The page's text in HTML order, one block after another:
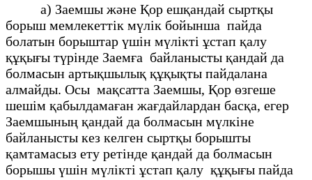
а) Заемшы және Қор ешқандай сыртқы
борыш мемлекеттiк мүлiк бойынша пайда
болатын борыштар үшiн мүлiктi ұстап қалу
құқығы түрiнде Заемға байланысты қандай да
болмасын артықшылық құқықты пайдалана
алмайды. Осы мақсатта Заемшы, Қор өзгеше
шешiм қабылдамаған жағдайлардан басқа, егер
Заемшының қандай да болмасын мүлкiне
байланысты кез келген сыртқы борышты
қамтамасыз ету ретiнде қандай да болмасын
борышы үшiн мүлiктi ұстап қалу құқығы пайда